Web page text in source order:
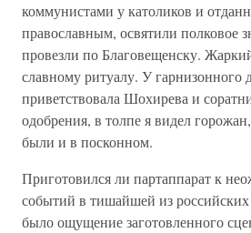
коммунистами у католиков и
православным, освятили полковое
провезли по Благовещенску.
славному ритуалу. У гарнизонного
приветствовала Шохирева и
одобрения, в толпе я видел
были и в посконном.
Приготовился ли партаппарат к
событий в тишайшей из российских
было ощущение заготовленного